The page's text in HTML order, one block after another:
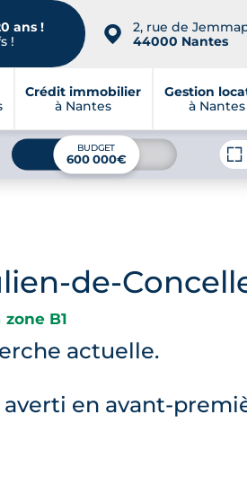
ans !
!
📍
2, rue de
44000 Nantes
Crédit immobilier
à Nantes
Gestion
à Nantes
BUDGET
600 000€
de-
zone B1
actuelle.
en avant-